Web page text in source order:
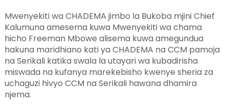
Mwenyekiti wa CHADEMA jimbo la Bukoba mjini Chief
Kalumuna amesema kuwa Mwenyekiti wa chama
hicho Freeman Mbowe alisema kuwa amegundua
hakuna maridhiano kati ya CHADEMA na CCM pamoja
na Serikali katika swala la utayari wa kubadirisha
miswada na kufanya marekebisho kwenye sheria za
uchaguzi hivyo CCM na Serikali hawana dhamira
njema.